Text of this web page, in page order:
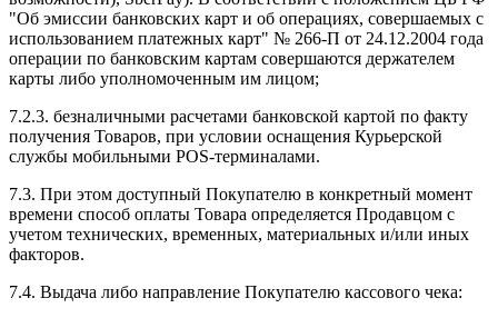
"Об эмиссии банковских карт и об операциях, совершаемых с
использованием платежных карт" № 266-П от 24.12.2004 года
операции по банковским картам совершаются держателем
карты либо уполномоченным им лицом;
7.2.3. безналичными расчетами банковской картой по факту
получения Товаров, при условии оснащения Курьерской
службы мобильными POS-терминалами.
7.3. При этом доступный Покупателю в конкретный момент
времени способ оплаты Товара определяется Продавцом с
учетом технических, временных, материальных и/или иных
факторов.
7.4. Выдача либо направление Покупателю кассового чека: